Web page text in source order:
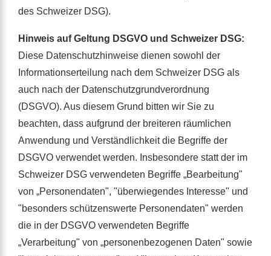
des Schweizer DSG).
Hinweis auf Geltung DSGVO und Schweizer DSG:
Diese Datenschutzhinweise dienen sowohl der
Informationserteilung nach dem Schweizer DSG als
auch nach der Datenschutzgrundverordnung
(DSGVO). Aus diesem Grund bitten wir Sie zu
beachten, dass aufgrund der breiteren räumlichen
Anwendung und Verständlichkeit die Begriffe der
DSGVO verwendet werden. Insbesondere statt der im
Schweizer DSG verwendeten Begriffe „Bearbeitung"
von „Personendaten", "überwiegendes Interesse" und
"besonders schützenswerte Personendaten" werden
die in der DSGVO verwendeten Begriffe
„Verarbeitung" von „personenbezogenen Daten" sowie